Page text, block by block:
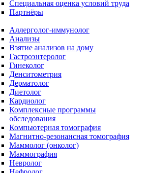
Специальная оценка условий труда
Партнёры
Аллерголог-иммунолог
Анализы
Взятие анализов на дому
Гастроэнтеролог
Гинеколог
Денситометрия
Дерматолог
Диетолог
Кардиолог
Комплексные программы
обследования
Компьютерная томография
Магнитно-резонансная томография
Маммолог (онколог)
Маммография
Невролог